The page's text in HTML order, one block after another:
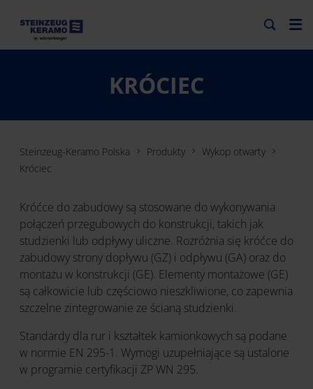
KRÓCIEC
Steinzeug-Keramo Polska Produkty
Wykop otwarty
Króciec
Króćce do zabudowy są stosowane do wykonywania
połączeń przegubowych do konstrukcji, takich jak
studzienki lub odpływy uliczne. Rozróżnia się króćce do
zabudowy strony dopływu (GZ) i odpływu (GA) oraz do
montażu w konstrukcji (GE). Elementy montażowe (GE)
są całkowicie lub częściowo nieszkliwione, co zapewnia
szczelne zintegrowanie ze ścianą studzienki.
Standardy dla rur i kształtek kamionkowych są podane
w normie EN 295-1. Wymogi uzupełniające są ustalone
w programie certyfikacji ZP WN 295.